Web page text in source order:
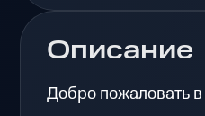
Описание
Добро пожаловать